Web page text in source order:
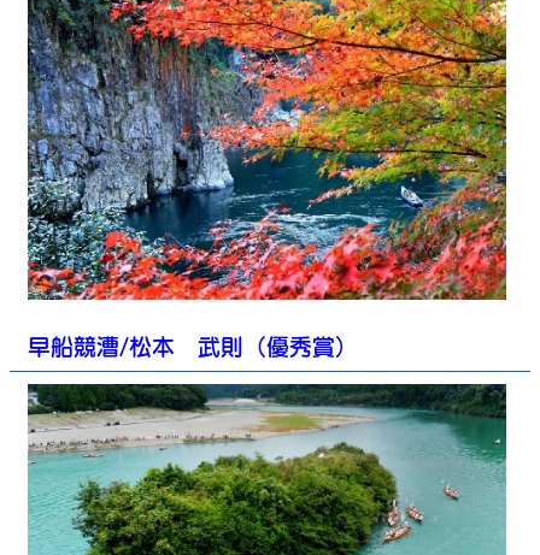
早船競漕/松本 武則（優秀賞）